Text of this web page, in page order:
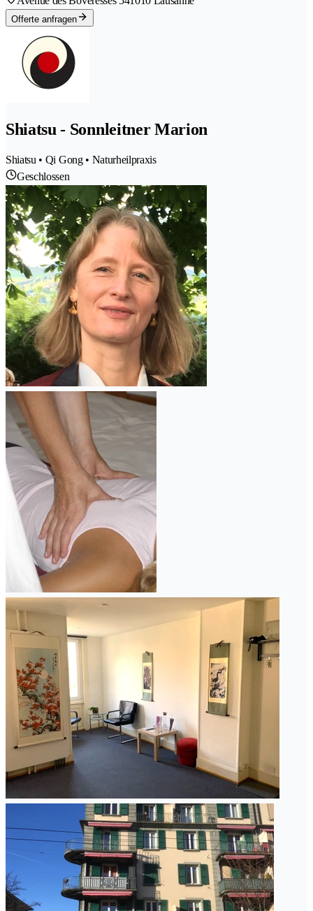
Offerte anfragen
Shiatsu - Sonnleitner Marion
Shiatsu • Qi Gong • Naturheilpraxis
Geschlossen